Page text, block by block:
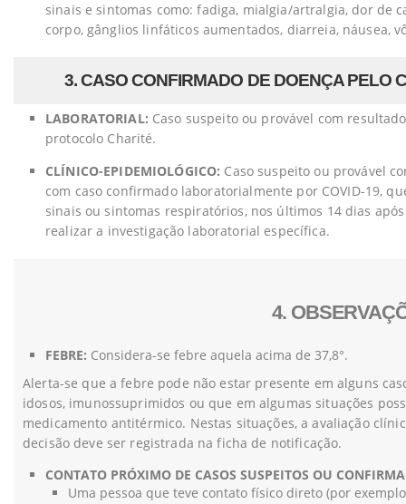
sinais e sintomas como: fadiga, mialgia/artralgia, dor de
corpo, gânglios linfáticos aumentados, diarreia, náusea,
3. CASO CONFIRMADO DE DOENÇA PELO
LABORATORIAL: Caso suspeito ou provável com
protocolo Charité.
CLÍNICO-EPIDEMIOLÓGICO: Caso suspeito ou provável
com caso confirmado laboratorialmente por COVID-19,
sinais ou sintomas respiratórios, nos últimos 14 dias
realizar a investigação laboratorial específica.
4.
FEBRE: Considera-se febre aquela acima de 37,8°.
Alerta-se que a febre pode não estar presente em alguns
idosos, imunossuprimidos ou que em algumas situações
medicamento antitérmico. Nestas situações, a avaliação
decisão deve ser registrada na ficha de notificação.
CONTATO PRÓXIMO DE CASOS SUSPEITOS OU
Uma pessoa que teve contato físico direto (por